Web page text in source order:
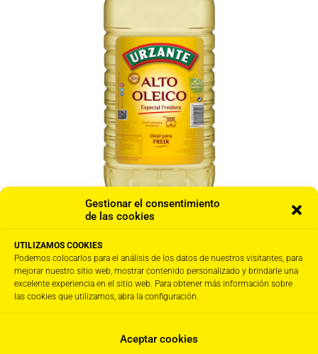
Gestionar el consentimiento
de las cookies
UTILIZAMOS COOKIES
Podemos colocarlos para el análisis de los datos de nuestros visitantes, para
mejorar nuestro sitio web, mostrar contenido personalizado y brindarle una
excelente experiencia en el sitio web. Para obtener más información sobre
las cookies que utilizamos, abra la configuración.
Aceptar cookies
Girasol Alto Oleico · 3 x 5L
38,00€ IVA Incl.